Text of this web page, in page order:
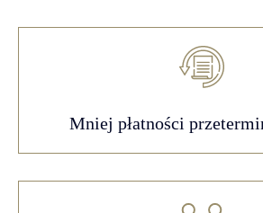
Mniej płatności